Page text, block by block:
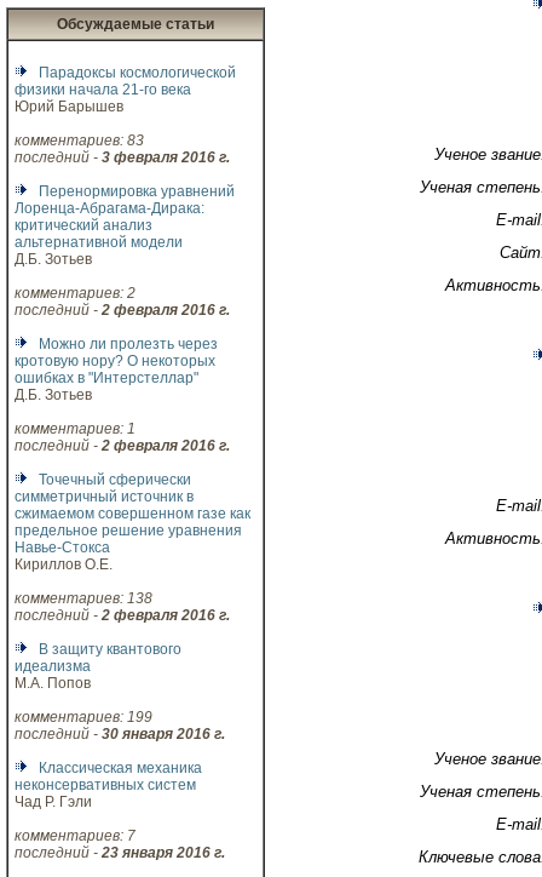
Обсуждаемые статьи
Парадоксы космологической
физики начала 21-го века
Юрий Барышев
комментариев: 83
последний - 3 февраля 2016 г.
Перенормировка уравнений
Лоренца-Абрагама-Дирака:
критический анализ
альтернативной модели
Д.Б. Зотьев
комментариев: 2
последний - 2 февраля 2016 г.
Можно ли пролезть через
кротовую нору? О некоторых
ошибках в "Интерстеллар"
Д.Б. Зотьев
комментариев: 1
последний - 2 февраля 2016 г.
Точечный сферически
симметричный источник в
сжимаемом совершенном газе как
предельное решение уравнения
Навье-Стокса
Кириллов О.Е.
комментариев: 138
последний - 2 февраля 2016 г.
В защиту квантового
идеализма
М.А. Попов
комментариев: 199
последний - 30 января 2016 г.
Классическая механика
неконсервативных систем
Чад Р. Гэли
комментариев: 7
последний - 23 января 2016 г.
Ученое
Ученая
E-
E-
Ученое
Ученая
E-
Ключевые